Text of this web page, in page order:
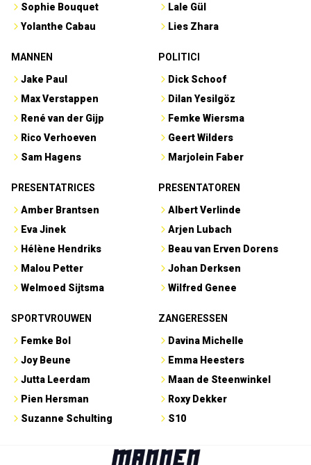
Sophie Bouquet
Yolanthe Cabau
Lale Gül
Lies Zhara
MANNEN
Jake Paul
Max Verstappen
René van der Gijp
Rico Verhoeven
Sam Hagens
POLITICI
Dick Schoof
Dilan Yesilgöz
Femke Wiersma
Geert Wilders
Marjolein Faber
PRESENTATRICES
Amber Brantsen
Eva Jinek
Hélène Hendriks
Malou Petter
Welmoed Sijtsma
PRESENTATOREN
Albert Verlinde
Arjen Lubach
Beau van Erven Dorens
Johan Derksen
Wilfred Genee
SPORTVROUWEN
Femke Bol
Joy Beune
Jutta Leerdam
Pien Hersman
Suzanne Schulting
ZANGERESSEN
Davina Michelle
Emma Heesters
Maan de Steenwinkel
Roxy Dekker
S10